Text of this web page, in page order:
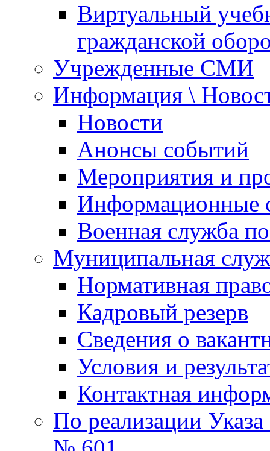
Виртуальный
гражданской
Учрежденные СМИ
Информация \
Новости
Анонсы событий
Мероприятия и
Информационные
Военная служба
Муниципальная
Нормативная
Кадровый резерв
Сведения о
Условия и
Контактная
По реализации